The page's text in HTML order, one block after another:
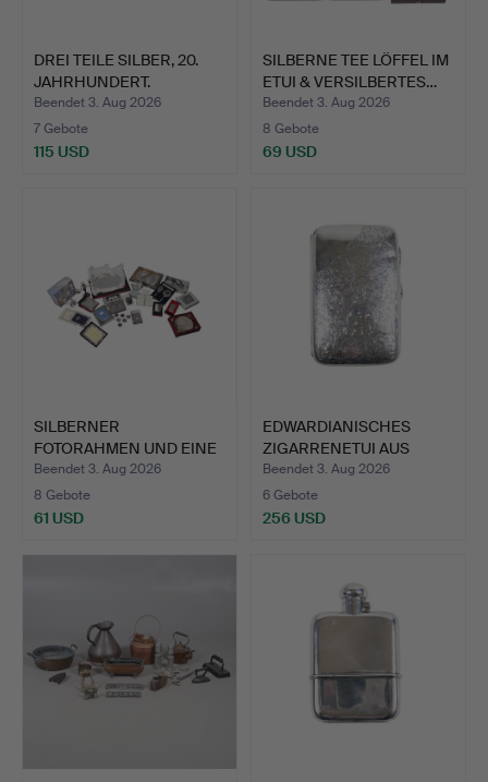
DREI TEILE SILBER, 20.
JAHRHUNDERT.
Beendet 3. Aug 2026
7 Gebote
115 USD
SILBERNE TEE LÖFFEL IM
ETUI & VERSILBERTES…
Beendet 3. Aug 2026
8 Gebote
69 USD
SILBERNER
FOTORAHMEN UND EINE
GROSSE MENGE…
Beendet 3. Aug 2026
8 Gebote
61 USD
EDWARDIANISCHES
ZIGARRENETUI AUS
SILBER.
Beendet 3. Aug 2026
6 Gebote
256 USD